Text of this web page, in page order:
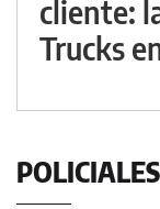
cliente:
Trucks
POLICIALES